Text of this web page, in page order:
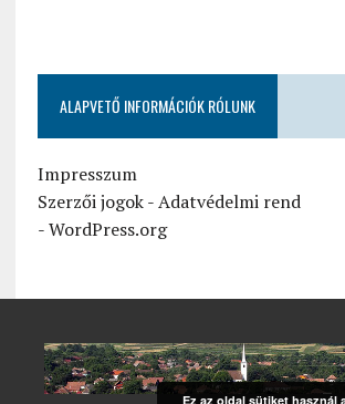
ALAPVETŐ INFORMÁCIÓK RÓLUNK
Impresszum
Szerzői jogok-Adatvédelmi rend
-WordPress.org
Ez az oldal sütiket használ